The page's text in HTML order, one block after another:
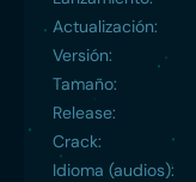
Actualización:
Versión:
Tamaño:
Release:
Crack:
Idioma (audios):